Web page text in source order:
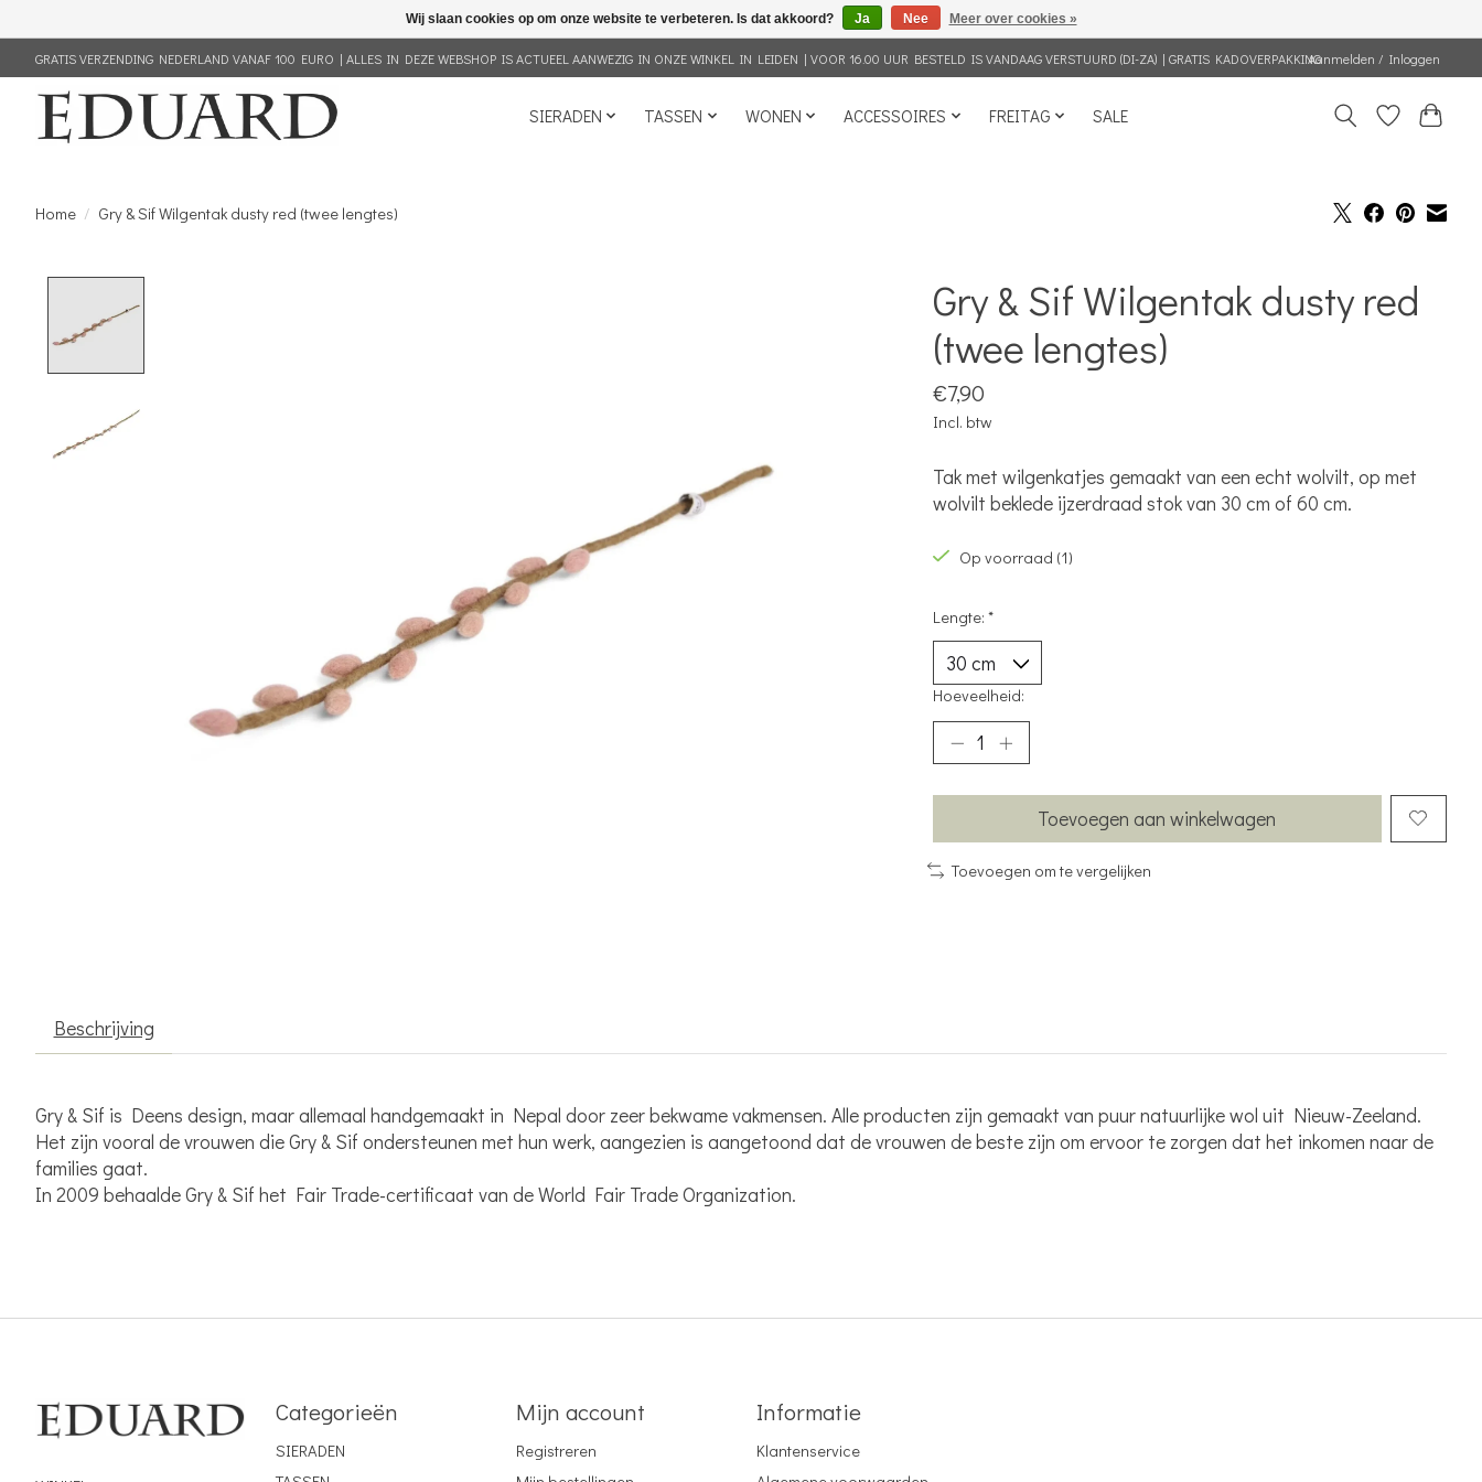
GRATIS VERZENDING NEDERLAND VANAF 100 EURO | ALLES IN DEZE WEBSHOP IS ACTUEEL AANWEZIG IN ONZE WINKEL IN LEIDEN | VOOR 16.00 UUR BESTELD IS VANDAAG VERSTUURD (DI-ZA) | GRATIS KADOVERPAKKINGAanmelden / Inloggen
SIERADEN TASSEN WONEN ACCESSOIRES FREITAG SALE
Home / Gry & Sif Wilgentak dusty red (twee lengtes)
Gry & Sif Wilgentak dusty red
(twee lengtes)
€7,90
Incl. btw
Tak met wilgenkatjes gemaakt van een echt wolvilt, op met
wolvilt beklede ijzerdraad stok van 30 cm of 60 cm.
Op voorraad (1)
Lengte: *
Hoeveelheid:
Toevoegen aan winkelwagen
Toevoegen om te vergelijken
Beschrijving
Gry & Sif is Deens design, maar allemaal handgemaakt in Nepal door zeer bekwame vakmensen. Alle producten zijn gemaakt van puur natuurlijke wol uit Nieuw-Zeeland.
Het zijn vooral de vrouwen die Gry & Sif ondersteunen met hun werk, aangezien is aangetoond dat de vrouwen de beste zijn om ervoor te zorgen dat het inkomen naar de
families gaat.
In 2009 behaalde Gry & Sif het Fair Trade-certificaat van de World Fair Trade Organization.
Categorieën
SIERADEN
Mijn account
Registreren
Informatie
Klantenservice
Wij slaan cookies op om onze website te verbeteren. Is dat akkoord? Ja Nee Meer over cookies »